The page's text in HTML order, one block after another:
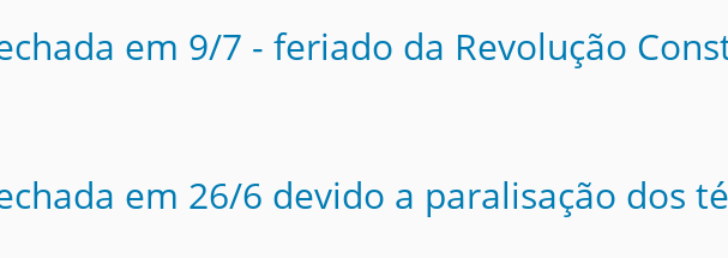
em 9/7 - feriado da Revolução
em 26/6 devido a paralisação dos